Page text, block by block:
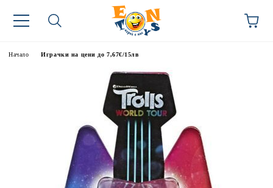
Начало Играчки на цени до 7,67€/15лв